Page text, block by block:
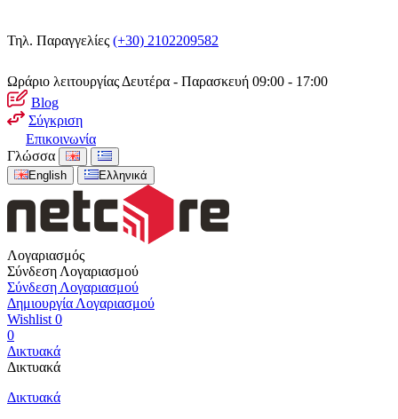
Τηλ. Παραγγελίες (+30) 2102209582
Ωράριο λειτουργίας Δευτέρα - Παρασκευή 09:00 - 17:00
Blog
Σύγκριση
Επικοινωνία
Γλώσσα
English Ελληνικά
Λογαριασμός
Σύνδεση Λογαριασμού
Σύνδεση Λογαριασμού
Δημιουργία Λογαριασμού
Wishlist 0
0
Δικτυακά
Δικτυακά
Δικτυακά